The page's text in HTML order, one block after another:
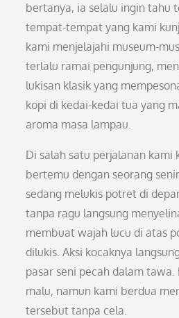
bertanya, ia selalu ingin tahu
tempat-tempat yang kami
kami menjelajahi museum-
terlalu ramai pengunjung,
lukisan klasik yang
kopi di kedai-kedai tua yang
aroma masa lampau.
Di salah satu perjalanan kami
bertemu dengan seorang
sedang melukis potret di
tanpa ragu langsung
membuat wajah lucu di atas
dilukis. Aksi kocaknya
pasar seni pecah dalam
malu, namun kami berdua
tersebut tanpa cela.